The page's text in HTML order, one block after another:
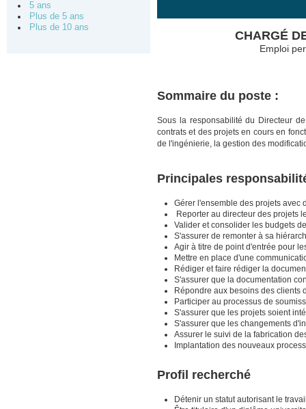
5 ans
Plus de 5 ans
Plus de 10 ans
CHARGÉ
Emploi
Sommaire du poste :
Sous la responsabilité du Directeur
contrats et des projets en cours en
de l'ingénierie, la gestion des
Principales
Gérer l'ensemble des projets avec
Reporter au directeur des projets
Valider et consolider les budgets
S'assurer de remonter à sa
Agir à titre de point d'entrée pour
Mettre en place d'une
Rédiger et faire rédiger la
S'assurer que la documentation
Répondre aux besoins des clients
Participer au processus de
S'assurer que les projets soient
S'assurer que les changements
Assurer le suivi de la fabrication
Implantation des nouveaux
Profil recherché
Détenir un statut autorisant le